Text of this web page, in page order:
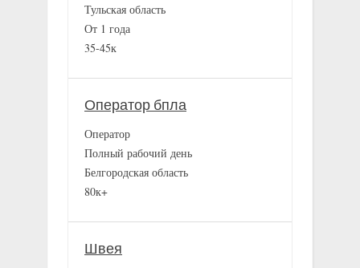
Тульская область
От 1 года
35-45к
Оператор бпла
Оператор
Полный рабочий день
Белгородская область
80к+
Швея